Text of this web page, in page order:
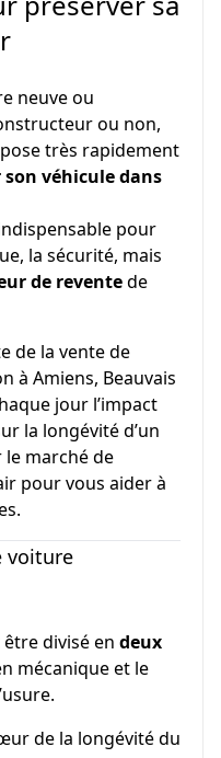
neuve ou
ou non,
très rapidement
véhicule dans
pour
la sécurité, mais
de reventede
de la vente de
à Amiens, Beauvais
jour l’impact
la longévité d’un
le marché de
pour vous aider à
voiture
divisé en deux
mécanique et le
de la longévité du